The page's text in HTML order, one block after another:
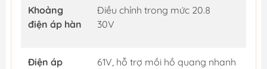
Khoảng
điện áp hàn
Điều chỉnh trong mức 20.8
30V
Điện áp
61V, hỗ trợ mồi hồ quang nhanh